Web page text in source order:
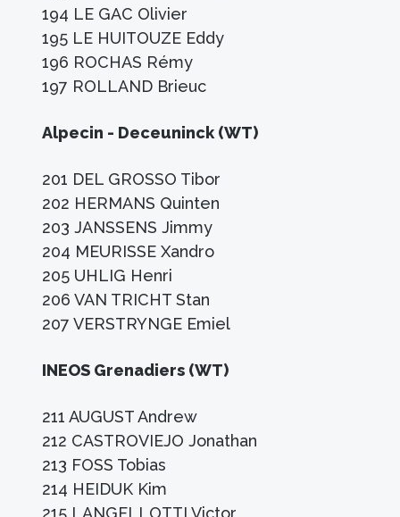
194 LE GAC Olivier
195 LE HUITOUZE Eddy
196 ROCHAS Rémy
197 ROLLAND Brieuc
Alpecin - Deceuninck (WT)
201 DEL GROSSO Tibor
202 HERMANS Quinten
203 JANSSENS Jimmy
204 MEURISSE Xandro
205 UHLIG Henri
206 VAN TRICHT Stan
207 VERSTRYNGE Emiel
INEOS Grenadiers (WT)
211 AUGUST Andrew
212 CASTROVIEJO Jonathan
213 FOSS Tobias
214 HEIDUK Kim
215 LANGELLOTTI Victor